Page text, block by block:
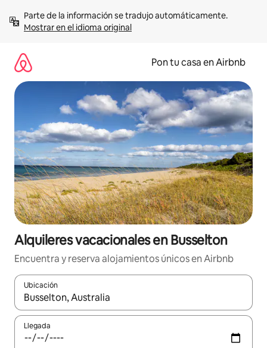
contenidoMostrar en el idioma original
Pon tu casa en Airbnb
Alquileres vacacionales en Busselton
Encuentra y reserva alojamientos únicos en Airbnb
Ubicación
Cuando los resultados estén disponibles, navega con las
Llegada